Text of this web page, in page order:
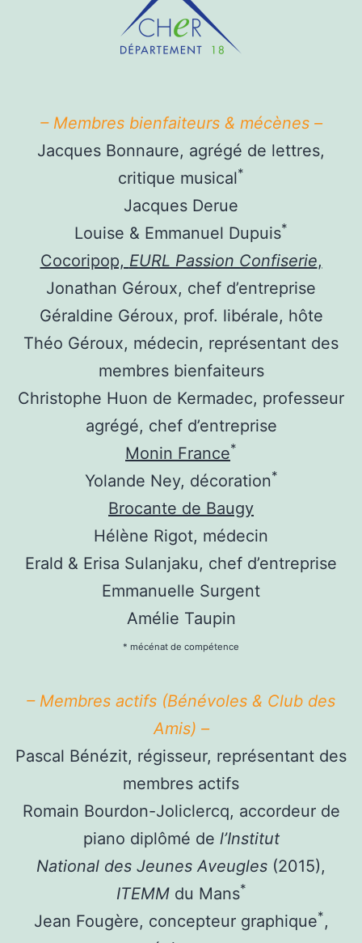
– Membres bienfaiteurs & mécènes –
Jacques Bonnaure, agrégé de lettres,
critique musical*
Jacques Derue
Louise & Emmanuel Dupuis*
Cocoripop, EURL Passion Confiserie,
Jonathan Géroux, chef d’entreprise
Géraldine Géroux, prof. libérale, hôte
Théo Géroux, médecin, représentant des
membres bienfaiteurs
Christophe Huon de Kermadec, professeur
agrégé, chef d’entreprise
Monin France*
Yolande Ney, décoration*
Brocante de Baugy
Hélène Rigot, médecin
Erald & Erisa Sulanjaku, chef d’entreprise
Emmanuelle Surgent
Amélie Taupin
* mécénat de compétence
– Membres actifs (Bénévoles & Club des
Amis) –
Pascal Bénézit, régisseur, représentant des
membres actifs
Romain Bourdon-Joliclercq, accordeur de
piano diplômé de l’Institut
National des Jeunes Aveugles (2015),
ITEMMdu Mans*
Jean Fougère, concepteur graphique*,